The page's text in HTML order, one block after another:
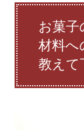
お菓子
材料へ
教えて